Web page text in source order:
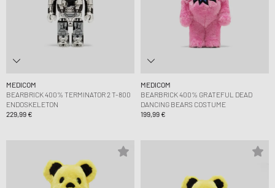
MEDICOM
BEARBRICK 400% TERMINATOR 2 T-800
ENDOSKELETON
229,99 €
MEDICOM
BEARBRICK 400% GRATEFUL DEAD
DANCING BEARS COSTUME
199,99 €